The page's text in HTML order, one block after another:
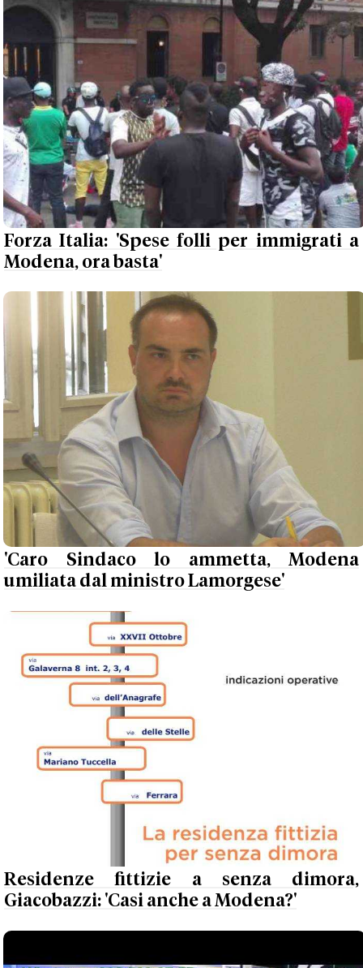
Forza Italia: 'Spese folli per immigrati a
Modena, ora basta'
'Caro Sindaco lo ammetta, Modena
umiliata dal ministro Lamorgese'
Residenze fittizie a senza dimora,
Giacobazzi: 'Casi anche a Modena?'